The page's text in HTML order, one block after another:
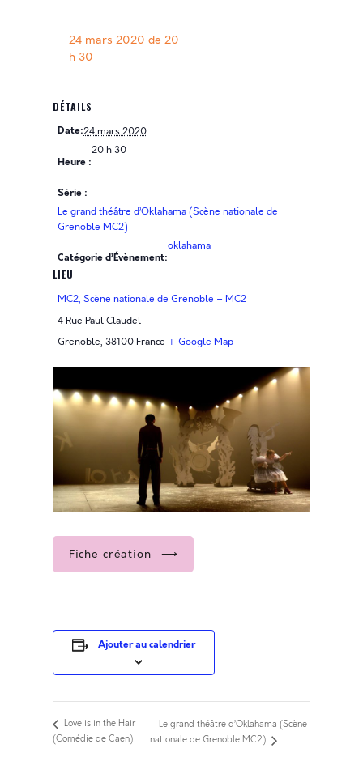
24 mars 2020 de 20
h 30
DÉTAILS
Date:24 mars 2020
Heure :
20 h 30
Série :
Le grand théâtre d’Oklahama (Scène nationale de
Grenoble MC2)
Catégorie d’Évènement:
oklahama
LIEU
MC2, Scène nationale de Grenoble – MC2
4 Rue Paul Claudel
Grenoble, 38100 France + Google Map
Fiche création
Ajouter au calendrier
Love is in the Hair
(Comédie de Caen)
Le grand théâtre d’Oklahama (Scène
nationale de Grenoble MC2)